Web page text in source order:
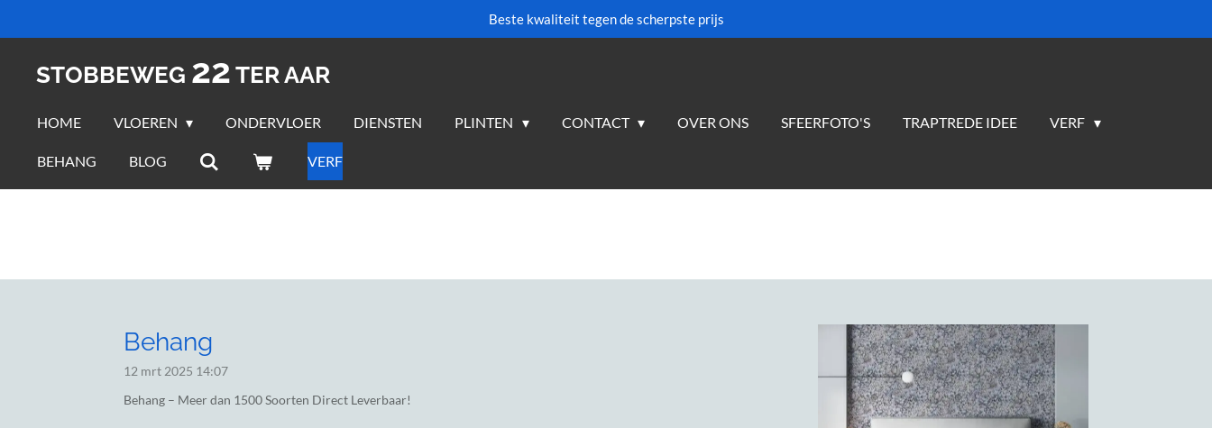
hoofdinhoud
Beste kwaliteit tegen de scherpste prijs
STOBBEWEG 22 TER AAR
HOME VLOEREN ONDERVLOER DIENSTEN PLINTEN CONTACT OVER ONS SFEERFOTO'S TRAPTREDE IDEE VERF
BEHANG BLOG VERF
Behang
12 mrt 2025 14:07
Behang – Meer dan 1500 Soorten Direct Leverbaar!